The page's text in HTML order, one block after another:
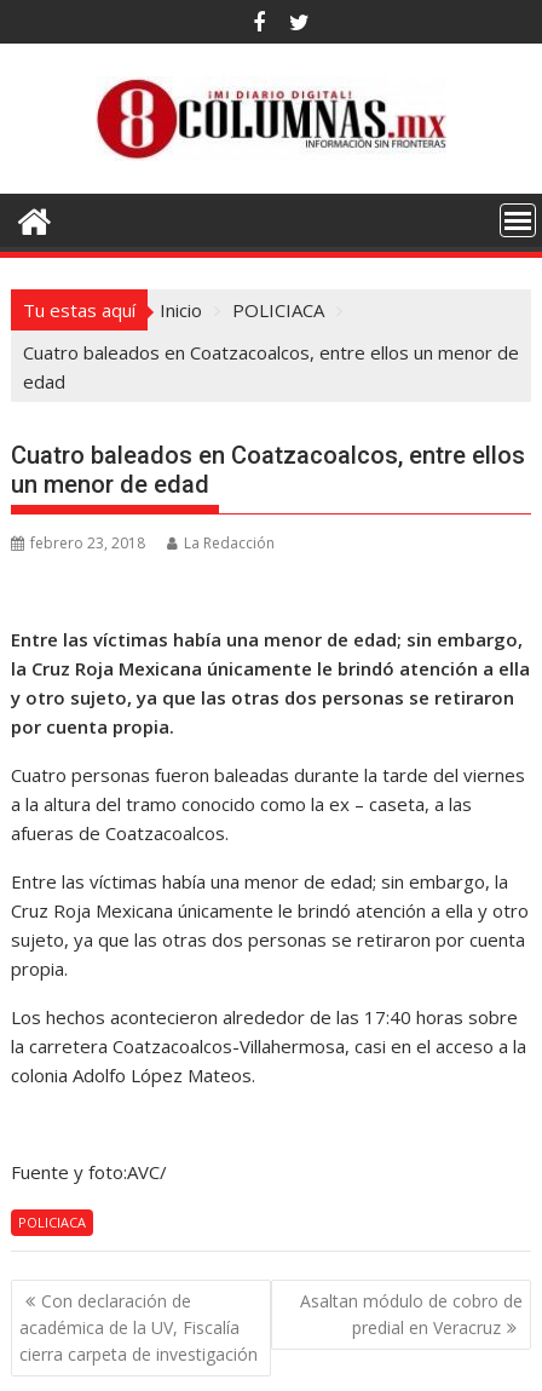
al
Tu estas aquí Inicio
POLICIACA
Cuatro baleados en Coatzacoalcos, entre ellos un menor de
edad
Cuatro baleados en Coatzacoalcos, entre ellos
un menor de edad
febrero 23, 2018 La Redacción
Entre las víctimas había una menor de edad; sin embargo,
la Cruz Roja Mexicana únicamente le brindó atención a ella
y otro sujeto, ya que las otras dos personas se retiraron
por cuenta propia.
Cuatro personas fueron baleadas durante la tarde del viernes
a la altura del tramo conocido como la ex – caseta, a las
afueras de Coatzacoalcos.
Entre las víctimas había una menor de edad; sin embargo, la
Cruz Roja Mexicana únicamente le brindó atención a ella y otro
sujeto, ya que las otras dos personas se retiraron por cuenta
propia.
Los hechos acontecieron alrededor de las 17:40 horas sobre
la carretera Coatzacoalcos-Villahermosa, casi en el acceso a la
colonia Adolfo López Mateos.
Fuente y foto:AVC/
POLICIACA
Navegación
de
entradas
Con declaración de
académica de la UV, Fiscalía
cierra carpeta de investigación
Asaltan módulo de cobro de
predial en Veracruz